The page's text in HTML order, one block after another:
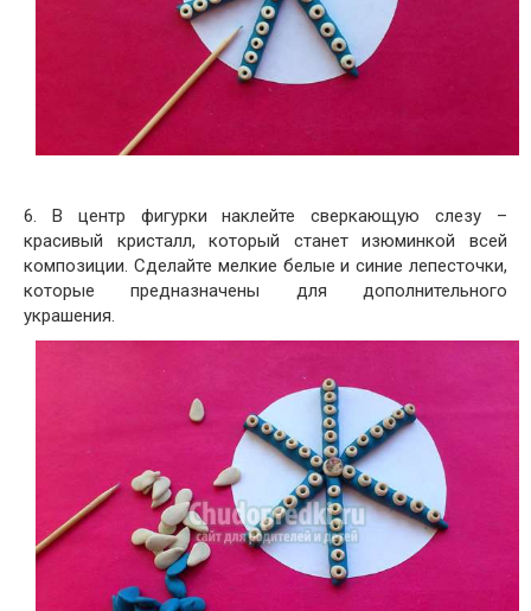
6. В центр фигурки наклейте сверкающую слезу –
красивый кристалл, который станет изюминкой всей
композиции. Сделайте мелкие белые и синие лепесточки,
которые предназначены для дополнительного
украшения.